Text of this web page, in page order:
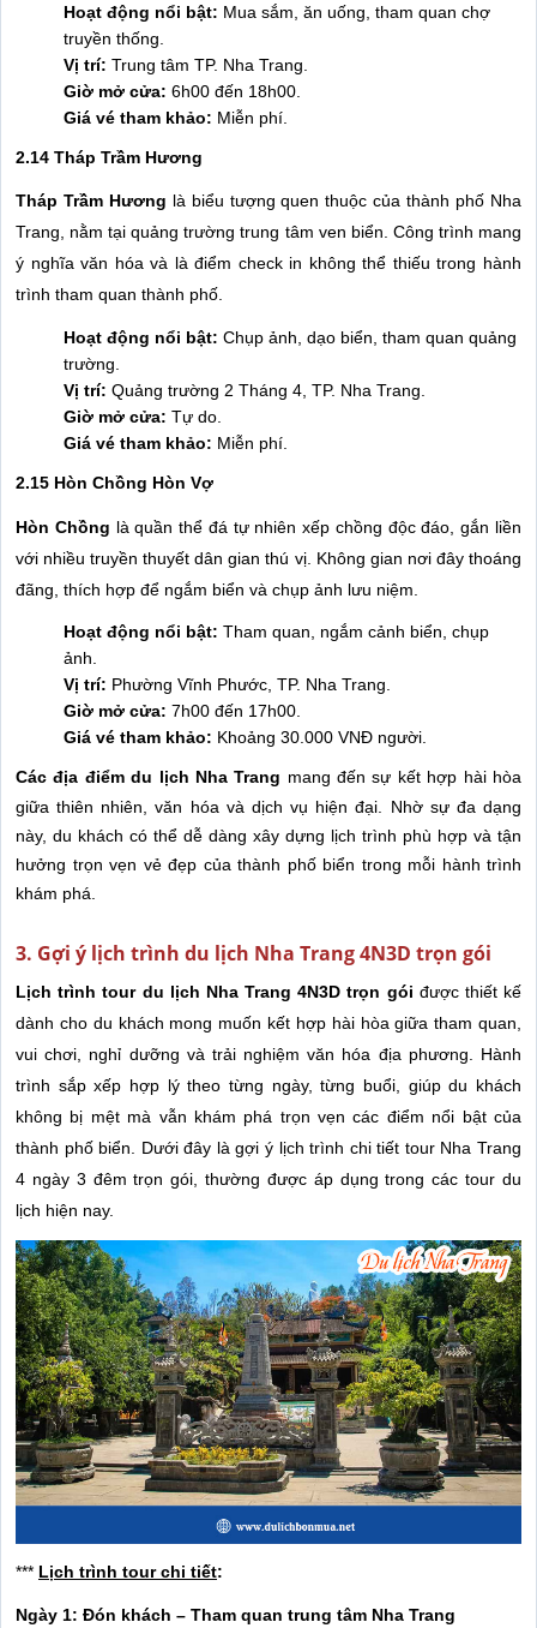
Hoạt động nổi bật: Mua sắm, ăn uống, tham quan chợ
truyền thống.
Vị trí: Trung tâm TP. Nha Trang.
Giờ mở cửa: 6h00 đến 18h00.
Giá vé tham khảo: Miễn phí.
2.14 Tháp Trầm Hương
Tháp Trầm Hương là biểu tượng quen thuộc của thành phố Nha
Trang, nằm tại quảng trường trung tâm ven biển. Công trình mang
ý nghĩa văn hóa và là điểm check in không thể thiếu trong hành
trình tham quan thành phố.
Hoạt động nổi bật: Chụp ảnh, dạo biển, tham quan quảng
trường.
Vị trí: Quảng trường 2 Tháng 4, TP. Nha Trang.
Giờ mở cửa: Tự do.
Giá vé tham khảo: Miễn phí.
2.15 Hòn Chồng Hòn Vợ
Hòn Chồng là quần thể đá tự nhiên xếp chồng độc đáo, gắn liền
với nhiều truyền thuyết dân gian thú vị. Không gian nơi đây thoáng
đãng, thích hợp để ngắm biển và chụp ảnh lưu niệm.
Hoạt động nổi bật: Tham quan, ngắm cảnh biển, chụp
ảnh.
Vị trí: Phường Vĩnh Phước, TP. Nha Trang.
Giờ mở cửa: 7h00 đến 17h00.
Giá vé tham khảo: Khoảng 30.000 VNĐ người.
Các địa điểm du lịch Nha Trang mang đến sự kết hợp hài hòa
giữa thiên nhiên, văn hóa và dịch vụ hiện đại. Nhờ sự đa dạng
này, du khách có thể dễ dàng xây dựng lịch trình phù hợp và tận
hưởng trọn vẹn vẻ đẹp của thành phố biển trong mỗi hành trình
khám phá.
3. Gợi ý lịch trình du lịch Nha Trang 4N3D trọn gói
Lịch trình tour du lịch Nha Trang 4N3D trọn gói được thiết kế
dành cho du khách mong muốn kết hợp hài hòa giữa tham quan,
vui chơi, nghỉ dưỡng và trải nghiệm văn hóa địa phương. Hành
trình sắp xếp hợp lý theo từng ngày, từng buổi, giúp du khách
không bị mệt mà vẫn khám phá trọn vẹn các điểm nổi bật của
thành phố biển. Dưới đây là gợi ý lịch trình chi tiết tour Nha Trang
4 ngày 3 đêm trọn gói, thường được áp dụng trong các tour du
lịch hiện nay.
*** Lịch trình tour chi tiết:
Ngày 1: Đón khách – Tham quan trung tâm Nha Trang